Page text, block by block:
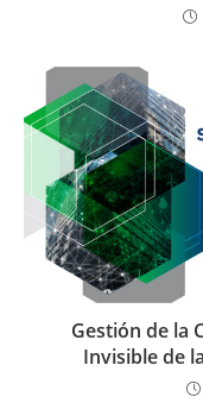
Gestión de la
Invisible de